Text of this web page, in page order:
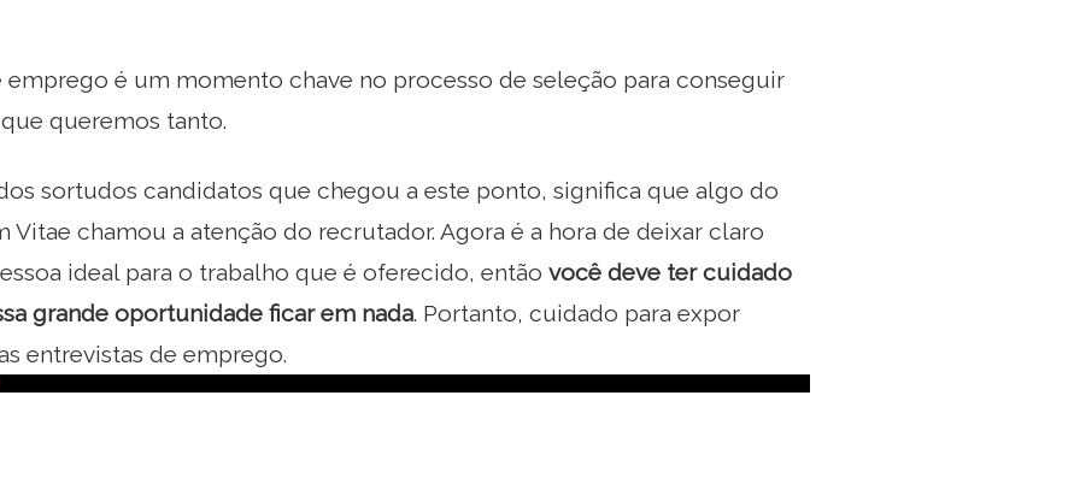
emprego é um momento chave no processo de seleção para conseguir
queremos tanto.
sortudos candidatos que chegou a este ponto, significa que algo do
Vitae chamou a atenção do recrutador. Agora é a hora de deixar claro
ideal para o trabalho que é oferecido, então você deve ter cuidado
grande oportunidade ficar em nada. Portanto, cuidado para expor
entrevistas de emprego.